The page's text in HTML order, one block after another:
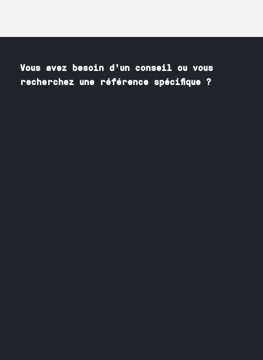
Vous avez besoin d'un conseil ou vous
recherchez une référence spécifique ?